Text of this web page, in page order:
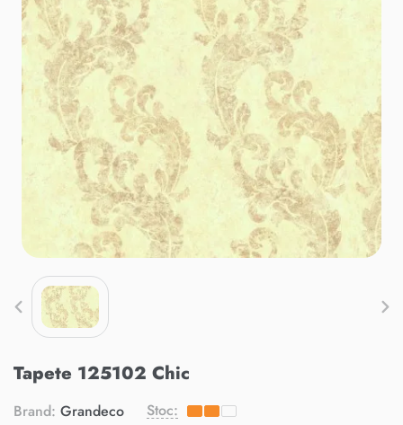
Tapete 125102 Chic
Brand: Grandeco Stoc: